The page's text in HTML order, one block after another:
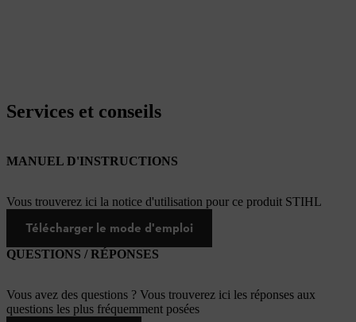
Services et conseils
MANUEL D'INSTRUCTIONS
Vous trouverez ici la notice d'utilisation pour ce produit STIHL
Télécharger le mode d'emploi
QUESTIONS / RÉPONSES
Vous avez des questions ? Vous trouverez ici les réponses aux
questions les plus fréquemment posées